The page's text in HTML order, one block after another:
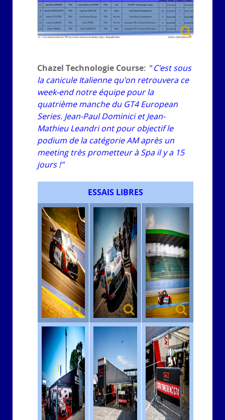
Chazel Technologie Course: " C'est sous
la canicule Italienne qu'on retrouvera ce
week-end notre équipe pour la
quatrième manche du GT4 European
Series. Jean-Paul Dominici et Jean-
Mathieu Leandri ont pour objectif le
podium de la catégorie AM après un
meeting très prometteur à Spa il y a 15
jours !"
ESSAIS LIBRES